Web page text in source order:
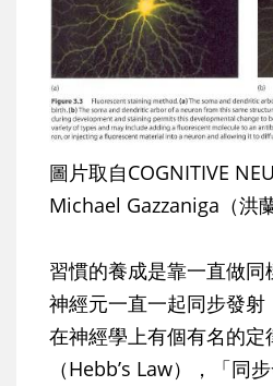
圖片取自COGNITIVE
Michael Gazzaniga（洪
習慣的養成是靠一直做
神經元一直一起同步發射
在神經學上有個有名的定
（Hebb’s Law），「同